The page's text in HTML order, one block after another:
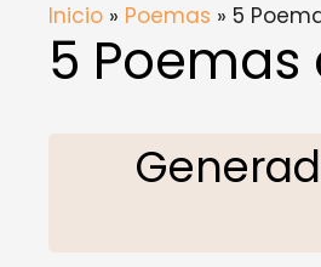
Inicio » Poemas » 5
5